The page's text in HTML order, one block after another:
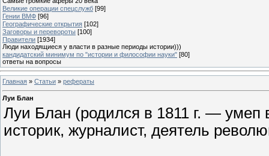
Великие операции спецслужб [99]
Гении ВМФ [96]
Географические открытия [102]
Заговоры и перевороты [100]
Правители [1934]
Люди находящиеся у власти в разные периоды истории)))
кандидатский минимум по "истории и философии науки" [80]
ответы на вопросы
Главная » Статьи » рефераты
Луи Блан
Луи Блан (родился в 1811 г. — умеп
историк, журналист, деятель